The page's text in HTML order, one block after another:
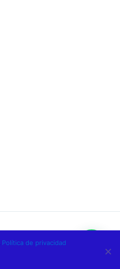
SIGUIENTE
#Sigfox World IoT Expo: ¡@Sigfox lanzará nuevos servicios para consolidar la revolución IoT!
Política de privacidad